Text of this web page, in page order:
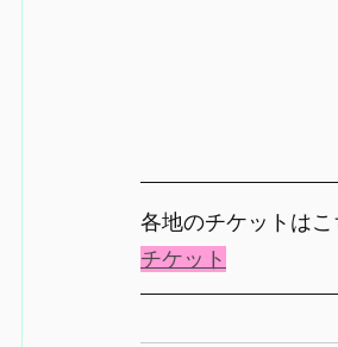
各地のチケットはこ
チケット